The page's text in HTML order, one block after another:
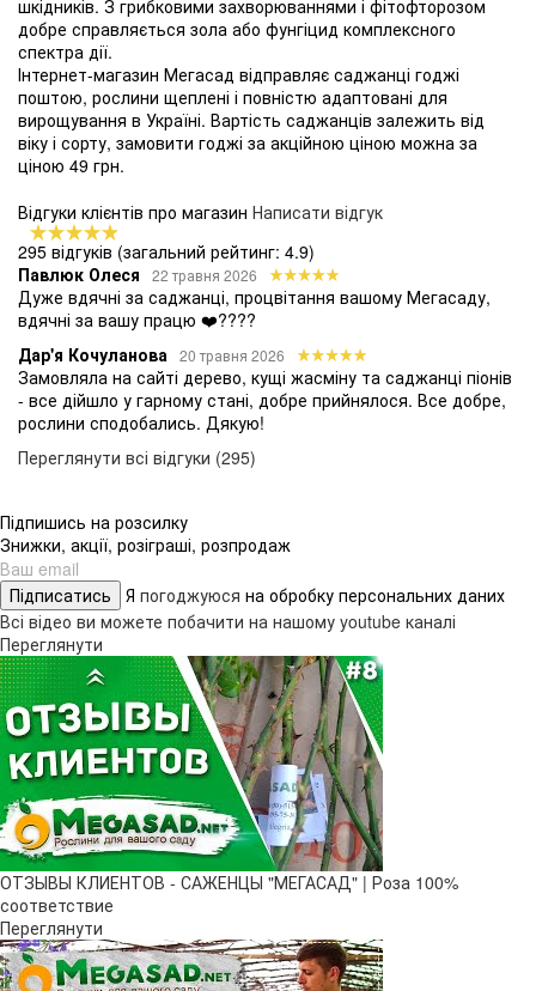
шкідників. З грибковими захворюваннями і фітофторозом
добре справляється зола або фунгіцид комплексного
спектра дії.
Інтернет-магазин Мегасад відправляє саджанці годжі
поштою, рослини щеплені і повністю адаптовані для
вирощування в Україні. Вартість саджанців залежить від
віку і сорту, замовити годжі за акційною ціною можна за
ціною 49 грн.
Відгуки клієнтів про магазин Написати відгук
295 відгуків (загальний рейтинг: 4.9)
Павлюк Олеся
22 травня 2026
Дуже вдячні за саджанці, процвітання вашому Мегасаду,
вдячні за вашу працю ❤️????
Дар'я Кочуланова 20 травня 2026
Замовляла на сайті дерево, кущі жасміну та саджанці піонів
- все дійшло у гарному стані, добре прийнялося. Все добре,
рослини сподобались. Дякую!
Переглянути всі відгуки (295)
Підпишись на розсилку
Знижки, акції, розіграші, розпродаж
Підписатись Я погоджуюся на обробку персональних даних
Всі відео ви можете побачити на нашому youtube каналі
Переглянути
ОТЗЫВЫ КЛИЕНТОВ - САЖЕНЦЫ "МЕГАСАД" | Роза 100%
соответствие
Переглянути